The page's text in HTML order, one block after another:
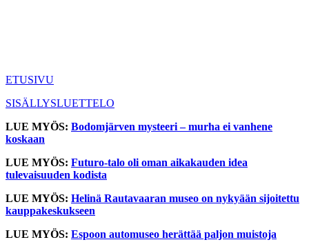
ETUSIVU
SISÄLLYSLUETTELO
LUE MYÖS: Bodomjärven mysteeri – murha ei vanhene
koskaan
LUE MYÖS: Futuro-talo oli oman aikakauden idea
tulevaisuuden kodista
LUE MYÖS: Helinä Rautavaaran museo on nykyään sijoitettu
kauppakeskukseen
LUE MYÖS: Espoon automuseo herättää paljon muistoja